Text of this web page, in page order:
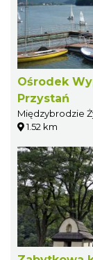
Ośrodek
Przystań
Międzybrodzie
1.52 km